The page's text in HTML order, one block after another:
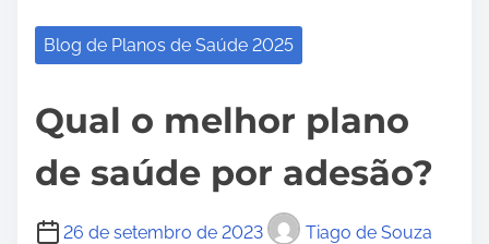
Blog de Planos de Saúde 2025
Qual o melhor plano
de saúde por adesão?
26 de setembro de 2023 Tiago de Souza